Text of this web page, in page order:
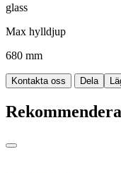
glass
Max hylldjup
680 mm
Kontakta oss Dela